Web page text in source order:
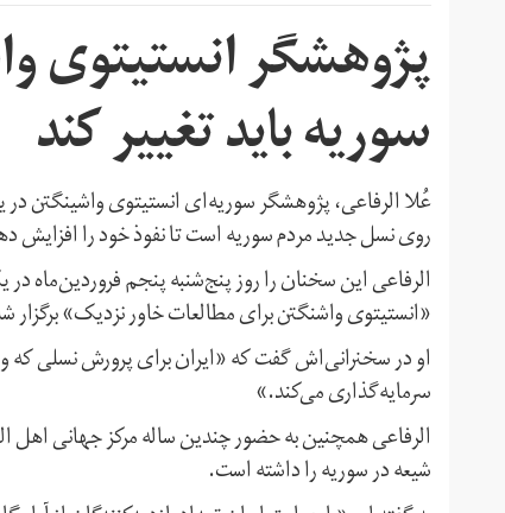
پژوهشگر انستیتوی
سوریه باید تغییر کند
عُلا الرفاعی، پژوهشگر سوریه‌ای انستیتوی واشینگتن
روی نسل جدید مردم سوریه است تا نفوذ خود را افزایش
الرفاعی این سخنان را روز پنج‌شنبه پنجم فروردین‌ماه
«انستیتوی واشنگتن برای مطالعات خاور نزدیک» برگزار
او در سخنرانی‌اش گفت که «ایران برای پرورش نسلی که
سرمایه‌گذاری می‌کند.»
الرفاعی همچنین به حضور چندین ساله مرکز جهانی
شیعه در سوریه را داشته است.